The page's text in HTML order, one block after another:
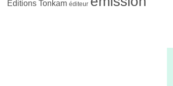
Éditions Tonkam éditeur